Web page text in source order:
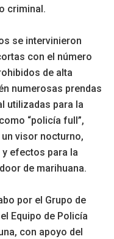
criminal.
se intervinieron
con el número
de alta
numerosas prendas
utilizadas para la
“policía full”,
visor nocturno,
efectos para la
de marihuana.
por el Grupo de
Equipo de Policía
con apoyo del